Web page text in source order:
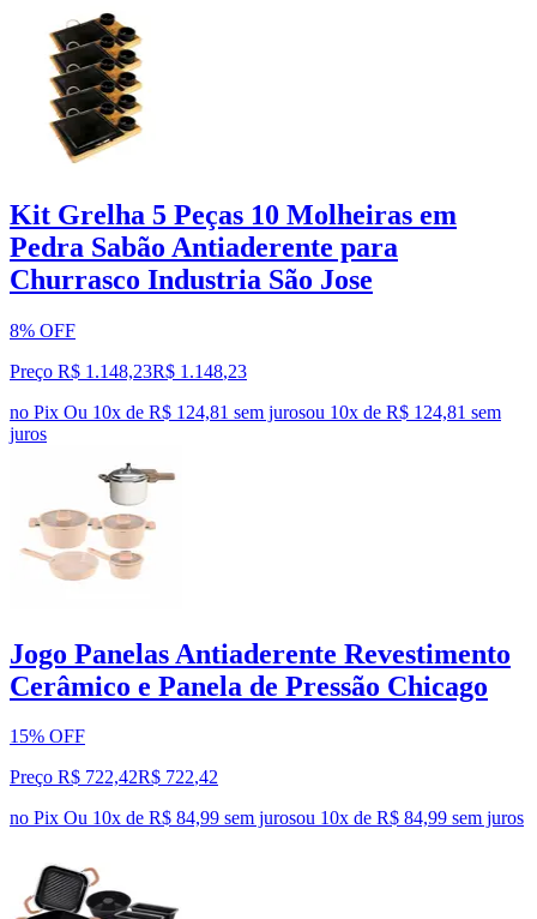
Kit Grelha 5 Peças 10 Molheiras em
Pedra Sabão Antiaderente para
Churrasco Industria São Jose
8% OFF
Preço R$ 1.148,23R$ 1.148,23
no Pix Ou 10x de R$ 124,81 sem jurosou 10x de R$ 124,81 sem
juros
Jogo Panelas Antiaderente Revestimento
Cerâmico e Panela de Pressão Chicago
15% OFF
Preço R$ 722,42R$ 722,42
no Pix Ou 10x de R$ 84,99 sem jurosou 10x de R$ 84,99 sem juros